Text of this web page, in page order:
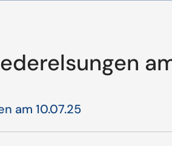
am 10.07.25